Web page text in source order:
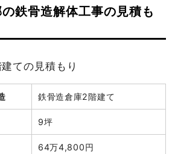
30坪 38,500円
1,155,000円
210m² 880円
7m² 2,700円
18,900円
30,000円
鉄骨造解体工事の見積も
ての見積もり
鉄骨造倉庫2階建て
9坪
64万4,800円